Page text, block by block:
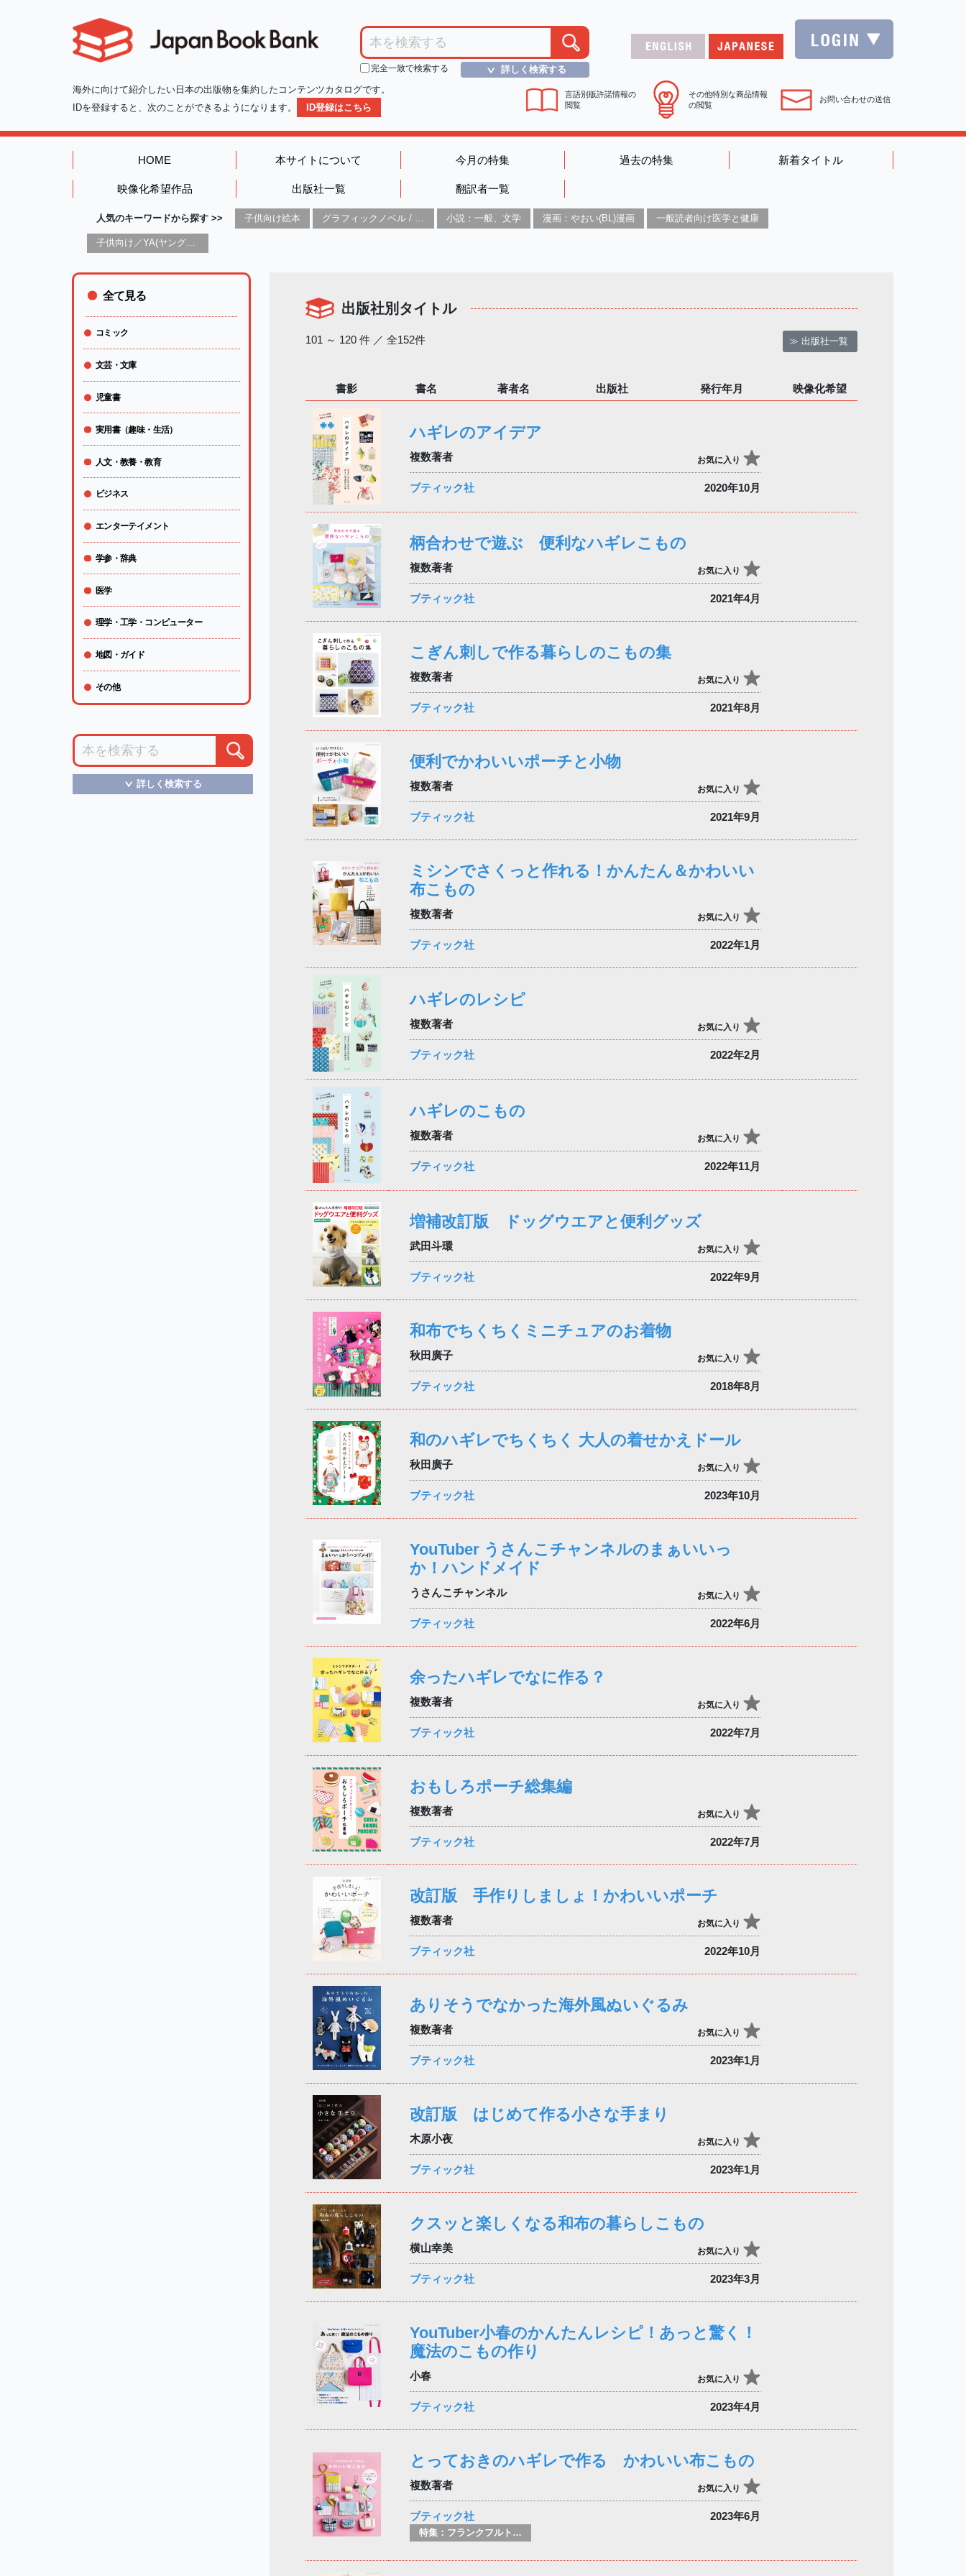
完全一致で検索する ＞
詳しく検索する
海外に向けて紹介したい日本の出版物を集約したコンテンツカタログです。
IDを登録すると、次のことができるようになります。
ID登録はこちら
言語別版許諾情報の
閲覧
その他特別な商品情報
の閲覧
お問い合わせの送信
HOME 本サイトについて 今月の特集 過去の特集 新着タイトル
映像化希望作品 出版社一覧 翻訳者一覧
人気のキーワードから探す >> 子供向け絵本 小説：一般、文学 漫画：やおい(BL)漫画 一般読者向け医学と健康
子供向け／YA(ヤングアダルト)向け一般：芸術&芸術家
出版社別タイトル
≫ 出版社一覧
101 ～ 120 件 ／ 全152件
書影 書名 著者名 出版社 発行年月 映像化希望
ハギレのアイデア
複数著者 お気に入り
ブティック社 2020年10月
柄合わせで遊ぶ 便利なハギレこもの
複数著者 お気に入り
ブティック社 2021年4月
こぎん刺しで作る暮らしのこもの集
複数著者 お気に入り
ブティック社 2021年8月
便利でかわいいポーチと小物
複数著者 お気に入り
ブティック社 2021年9月
ミシンでさくっと作れる！かんたん＆かわいい
布こもの
複数著者 お気に入り
ブティック社 2022年1月
ハギレのレシピ
複数著者 お気に入り
ブティック社 2022年2月
ハギレのこもの
複数著者 お気に入り
ブティック社 2022年11月
増補改訂版 ドッグウエアと便利グッズ
武田斗環 お気に入り
ブティック社 2022年9月
和布でちくちくミニチュアのお着物
秋田廣子 お気に入り
ブティック社 2018年8月
和のハギレでちくちく 大人の着せかえドール
秋田廣子 お気に入り
ブティック社 2023年10月
YouTuber うさんこチャンネルのまぁいいっ
か！ハンドメイド
うさんこチャンネル お気に入り
ブティック社 2022年6月
余ったハギレでなに作る？
複数著者 お気に入り
ブティック社 2022年7月
おもしろポーチ総集編
複数著者 お気に入り
ブティック社 2022年7月
改訂版 手作りしましょ！かわいいポーチ
複数著者 お気に入り
ブティック社 2022年10月
ありそうでなかった海外風ぬいぐるみ
複数著者 お気に入り
ブティック社 2023年1月
改訂版 はじめて作る小さな手まり
木原小夜 お気に入り
ブティック社 2023年1月
クスッと楽しくなる和布の暮らしこもの
横山幸美 お気に入り
ブティック社 2023年3月
YouTuber小春のかんたんレシピ！あっと驚く！
魔法のこもの作り
小春 お気に入り
ブティック社 2023年4月
とっておきのハギレで作る かわいい布こもの
複数著者 お気に入り
ブティック社 2023年6月
特集：フランクフルト2025
全て見る
コミック
文芸・文庫
児童書
実用書（趣味・生活）
人文・教養・教育
ビジネス
エンターテイメント
学参・辞典
医学
理学・工学・コンピューター
地図・ガイド
その他
＞詳しく検索する